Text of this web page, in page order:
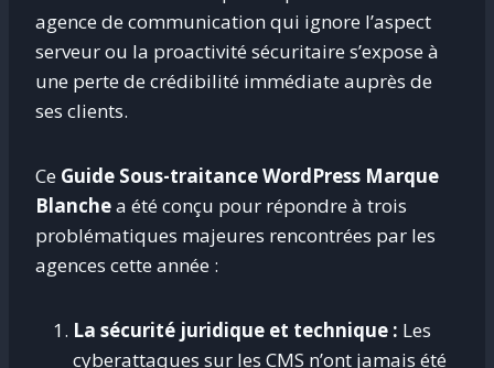
agence de communication qui ignore l’aspect
serveur ou la proactivité sécuritaire s’expose à
une perte de crédibilité immédiate auprès de
ses clients.
Ce Guide Sous-traitance WordPress Marque
Blanchea été conçu pour répondre à trois
problématiques majeures rencontrées par les
agences cette année :
La sécurité juridique et technique : Les
cyberattaques sur les CMS n’ont jamais été